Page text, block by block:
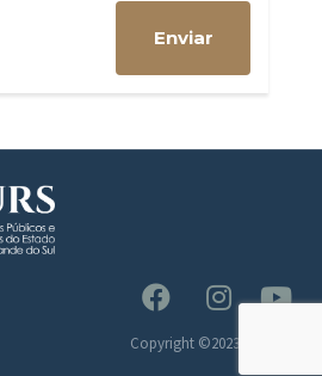
Copyright ©2023 Astrajurs